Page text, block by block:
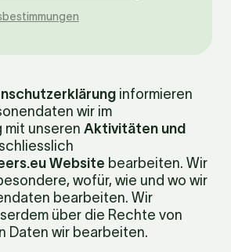
informieren
wir im
mit unseren Aktivitäten und
Website bearbeiten. Wir
wofür, wie und wo wir
bearbeiten. Wir
über die Rechte von
Daten wir bearbeiten.